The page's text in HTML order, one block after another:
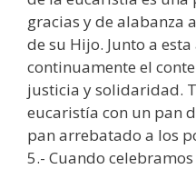
gracias y de alabanza
de su Hijo. Junto a
continuamente el
justicia y solidaridad.
eucaristía con un pan
pan arrebatado a los
5.- Cuando